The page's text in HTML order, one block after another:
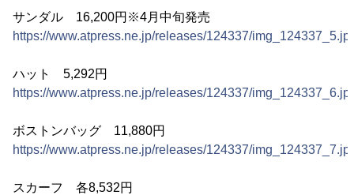
サンダル 16,200円※4月中旬発売
https://www.atpress.ne.jp/releases/124337/
ハット 5,292円
https://www.atpress.ne.jp/releases/124337/
ボストンバッグ 11,880円
https://www.atpress.ne.jp/releases/124337/
スカーフ 各8,532円